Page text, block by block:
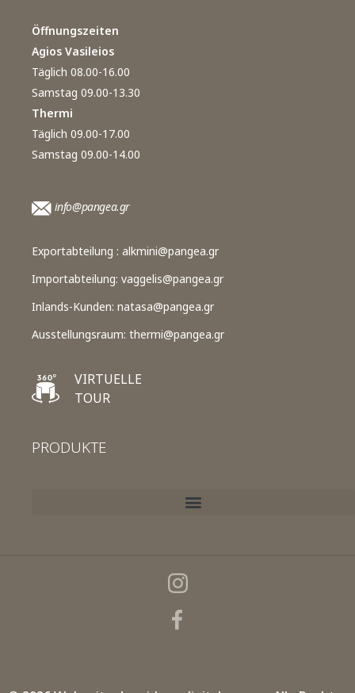
Öffnungszeiten
Agios Vasileios
Täglich 08.00-16.00
Samstag 09.00-13.30
Thermi
Täglich 09.00-17.00
Samstag 09.00-14.00
info@pangea.gr
Exportabteilung : alkmini@pangea.gr
Importabteilung: vaggelis@pangea.gr
Inlands-Kunden: natasa@pangea.gr
Ausstellungsraum: thermi@pangea.gr
VIRTUELLE
TOUR
PRODUKTE